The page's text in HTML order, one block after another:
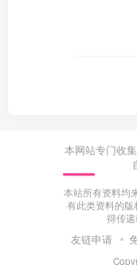
本网站专门收
本站所有资料均
有此类资料的
得传递
友链申请